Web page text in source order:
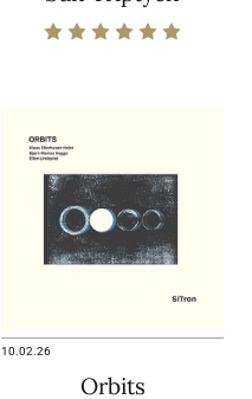
10.02.26
Orbits